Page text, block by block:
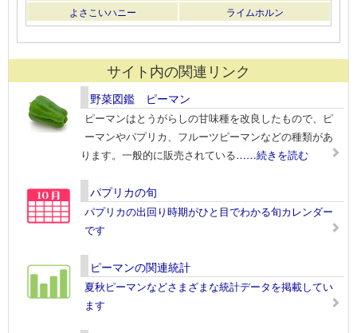
よさこいハニー
ライムホルン
サイト内の関連リンク
野菜図鑑 ピーマン
ピーマンはとうがらしの甘味種を改良したもので、ピ
ーマンやパプリカ、フルーツピーマンなどの種類があ
ります。一般的に販売されている……続きを読む
パプリカの旬
パプリカの出回り時期がひと目でわかる旬カレンダー
です
ピーマンの関連統計
夏秋ピーマンなどさまざまな統計データを掲載してい
ます